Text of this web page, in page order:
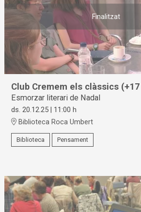
Finalitzat
Club Cremem els clàssics
Esmorzar literari de Nadal
ds. 20.12.25 | 11:00 h
Biblioteca Roca Umbert
Biblioteca Pensament